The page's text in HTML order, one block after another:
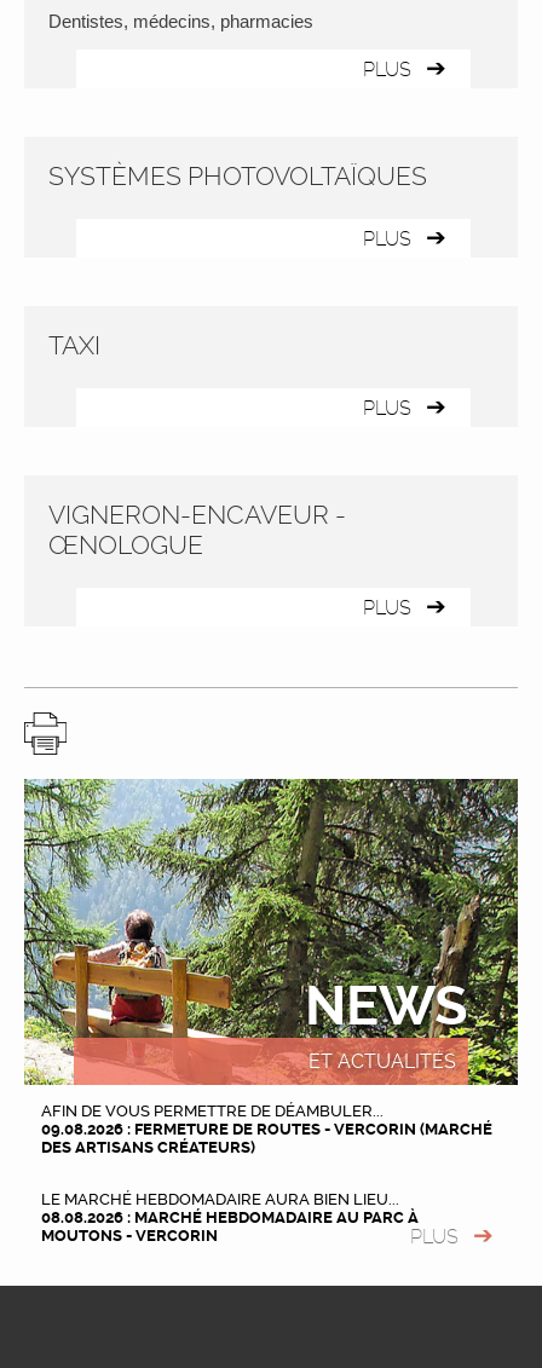
Dentistes, médecins, pharmacies
PLUS
SYSTÈMES PHOTOVOLTAÏQUES
PLUS
TAXI
PLUS
VIGNERON-ENCAVEUR -
ŒNOLOGUE
PLUS
NEWS
ET ACTUALITÉS
AFIN DE VOUS PERMETTRE DE DÉAMBULER...
09.08.2026 : FERMETURE DE ROUTES - VERCORIN (MARCHÉ
DES ARTISANS CRÉATEURS)
LE MARCHÉ HEBDOMADAIRE AURA BIEN LIEU...
08.08.2026 : MARCHÉ HEBDOMADAIRE AU PARC À
MOUTONS - VERCORIN
PLUS